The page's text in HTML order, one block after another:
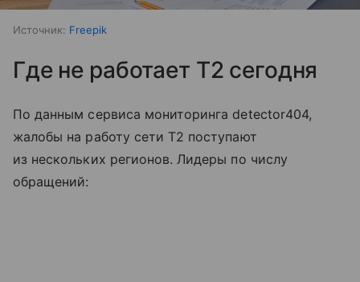
Источник: Freepik
Где не работает T2 сегодня
По данным сервиса мониторинга detector404,
жалобы на работу сети T2 поступают
из нескольких регионов. Лидеры по числу
обращений: